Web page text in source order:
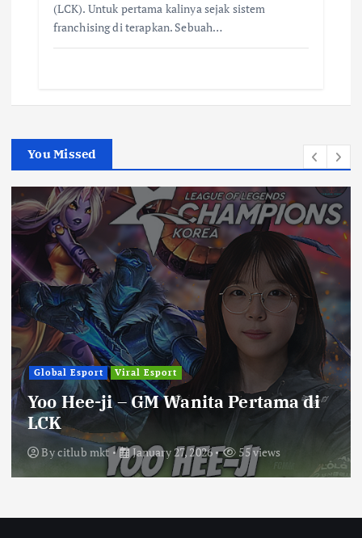
(LCK). Untuk pertama kalinya sejak sistem
franchising di terapkan. Sebuah…
You Missed
Global Esport Viral Esport
Yoo Hee-ji – GM Wanita Pertama di
LCK
Bycitlub mkt January 27, 2026 55 views